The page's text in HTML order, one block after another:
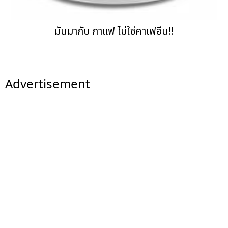
มันมากับ กาแฟ ไม่ใช่คาเฟอีน!!
Advertisement